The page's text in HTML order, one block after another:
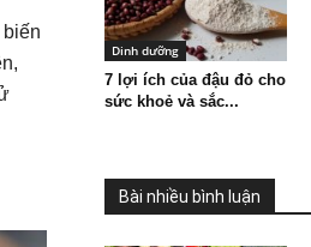
Dinh dưỡng
7 lợi ích của đậu đỏ cho
sức khoẻ và sắc...
Bài nhiều bình luận